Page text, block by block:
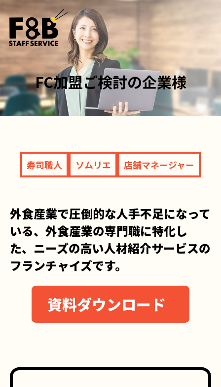
FC加盟ご検討の企業様
寿司職人 ソムリエ 店舗マネージャー
外食産業で圧倒的な人手不足になって
いる、外食産業の専門職に特化し
た、ニーズの高い人材紹介サービスの
フランチャイズです。
資料ダウンロード